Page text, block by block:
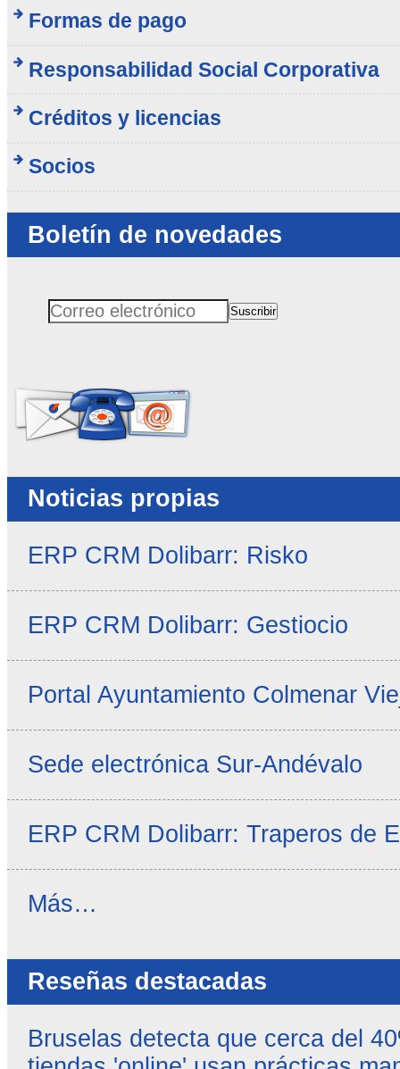
Formas de pago
Responsabilidad Social Corporativa
Créditos y licencias
Socios
Boletín de novedades
Correo electrónicoSuscribir
Noticias propias
ERP CRM Dolibarr: Risko
ERP CRM Dolibarr: Gestiocio
Portal Ayuntamiento Colmenar
Sede electrónica Sur-Andévalo
ERP CRM Dolibarr: Traperos de
Noticias
Más…
Reseñas destacadas
Bruselas detecta que cerca del